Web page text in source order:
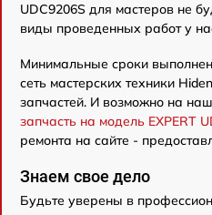
UDC9206S для мастеров не
виды проведенных работ у
Минимальные сроки
сеть мастерских техники
запчастей. И возможно на
запчасть на модель EXPERT
ремонта на сайте -
Знаем свое дело
Будьте уверены в